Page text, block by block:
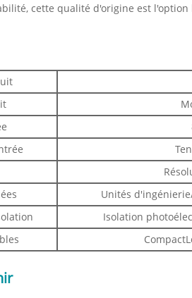
cette qualité d'origine est l'option
Unités
Isolation